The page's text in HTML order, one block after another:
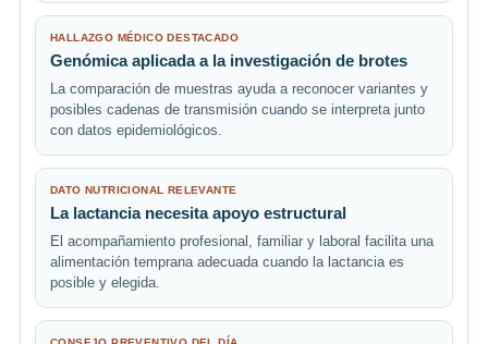
HALLAZGO MÉDICO DESTACADO
Genómica aplicada a la investigación de brotes
La comparación de muestras ayuda a reconocer variantes y
posibles cadenas de transmisión cuando se interpreta junto
con datos epidemiológicos.
DATO NUTRICIONAL RELEVANTE
La lactancia necesita apoyo estructural
El acompañamiento profesional, familiar y laboral facilita una
alimentación temprana adecuada cuando la lactancia es
posible y elegida.